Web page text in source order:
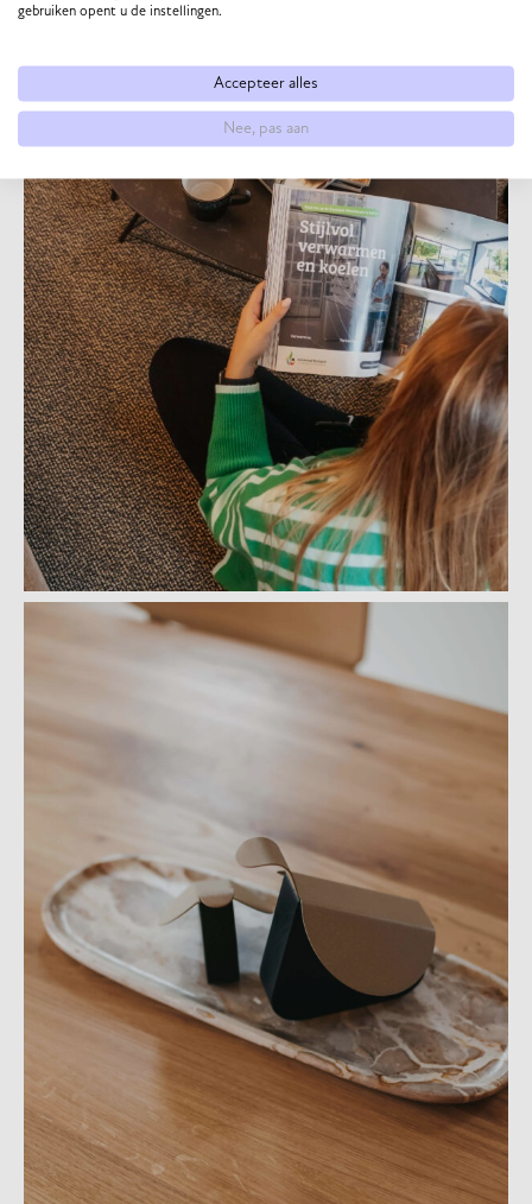
gebruiken opent u de instellingen.
Accepteer alles
Nee, pas aan